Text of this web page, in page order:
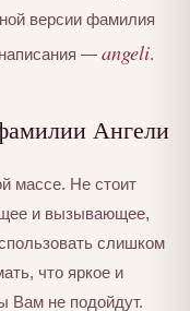
версии фамилия
— angeli.
Ангели
массе. Не стоит
и вызывающее,
слишком
что яркое и
Вам не подойдут.